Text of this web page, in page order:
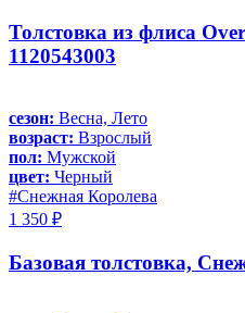
Толстовка из флиса
1120543003
сезон: Весна, Лето
возраст: Взрослый
пол: Мужской
цвет: Черный
#Снежная Королева
1 350 ₽
Базовая толстовка,